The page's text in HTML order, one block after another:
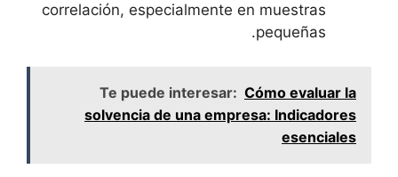
correlación, especialmente en muestras⁣
pequeñas.
Te puede interesar: Cómo evaluar la
solvencia de una empresa: Indicadores
esenciales